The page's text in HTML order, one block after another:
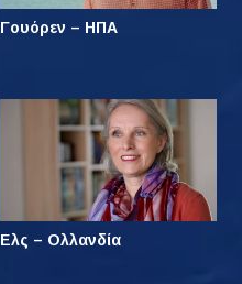
Γουόρεν – ΗΠΑ
Ελς – Ολλανδία